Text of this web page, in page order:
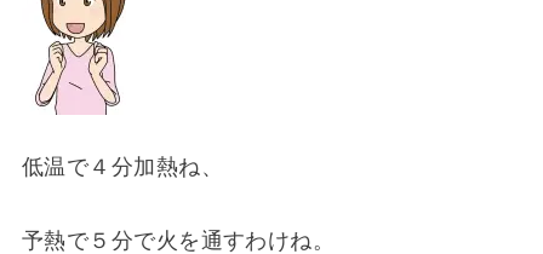
低温で４分加熱ね、
予熱で５分で火を通すわけね。